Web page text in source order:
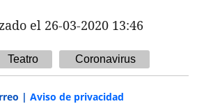
el 26-03-2020 13:46
Teatro Coronavirus
| Aviso de privacidad